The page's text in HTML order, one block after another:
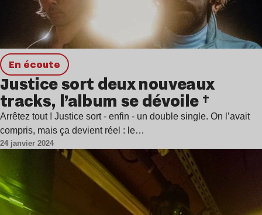
en écoute
Justice sort deux nouveaux
tracks, l’album se dévoile †
Arrêtez tout ! Justice sort - enfin - un double single. On l’avait
compris, mais ça devient réel : le…
24 janvier 2024